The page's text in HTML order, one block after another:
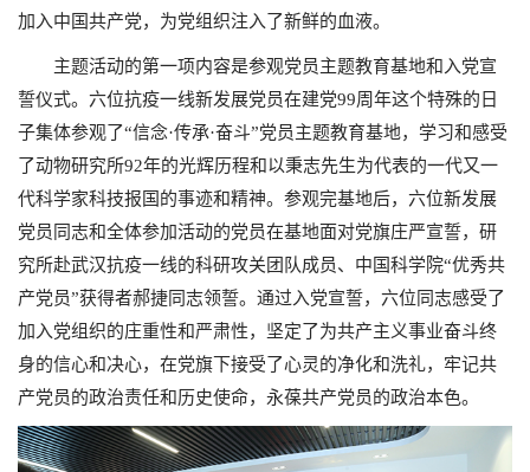
加入中国共产党，为党组织注入了新鲜的血液。
主题活动的第一项内容是参观党员主题教育基地和入党宣
誓仪式。六位抗疫一线新发展党员在建党99周年这个特殊的日
子集体参观了“信念·传承·奋斗”党员主题教育基地，学习和感受
了动物研究所92年的光辉历程和以秉志先生为代表的一代又一
代科学家科技报国的事迹和精神。参观完基地后，六位新发展
党员同志和全体参加活动的党员在基地面对党旗庄严宣誓，研
究所赴武汉抗疫一线的科研攻关团队成员、中国科学院“优秀共
产党员”获得者郝捷同志领誓。通过入党宣誓，六位同志感受了
加入党组织的庄重性和严肃性，坚定了为共产主义事业奋斗终
身的信心和决心，在党旗下接受了心灵的净化和洗礼，牢记共
产党员的政治责任和历史使命，永葆共产党员的政治本色。